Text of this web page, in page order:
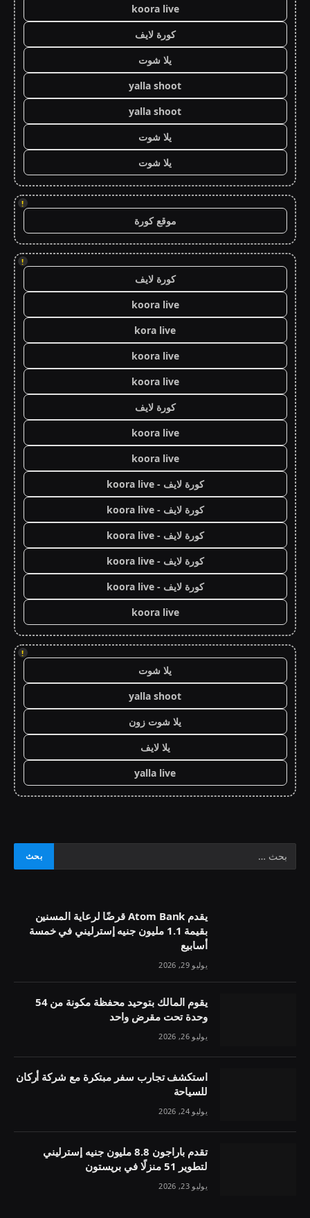
koora live
كورة لايف
يلا شوت
yalla shoot
yalla shoot
يلا شوت
يلا شوت
!
موقع كورة
!
كورة لايف
koora live
kora live
koora live
koora live
كورة لايف
koora live
koora live
كورة لايف - koora live
كورة لايف - koora live
كورة لايف - koora live
كورة لايف - koora live
كورة لايف - koora live
koora live
!
يلا شوت
yalla shoot
يلا شوت زون
يلا لايف
yalla live
يقدم Atom Bank قرضًا لرعاية المسنين
بقيمة 1.1 مليون جنيه إسترليني في خمسة
أسابيع
يوليو 29, 2026
يقوم المالك بتوحيد محفظة مكونة من 54
وحدة تحت مقرض واحد
يوليو 26, 2026
استكشف تجارب سفر مبتكرة مع شركة أركان
للسياحة
يوليو 24, 2026
تقدم باراجون 8.8 مليون جنيه إسترليني
لتطوير 51 منزلًا في بريستون
يوليو 23, 2026